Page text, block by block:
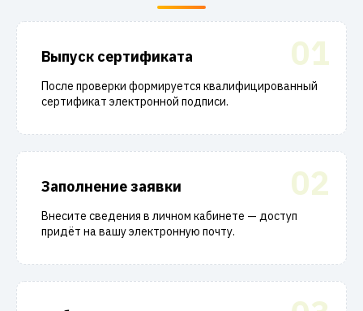
01
Выпуск сертификата
После проверки формируется квалифицированный
сертификат электронной подписи.
02
Заполнение заявки
Внесите сведения в личном кабинете — доступ
придёт на вашу электронную почту.